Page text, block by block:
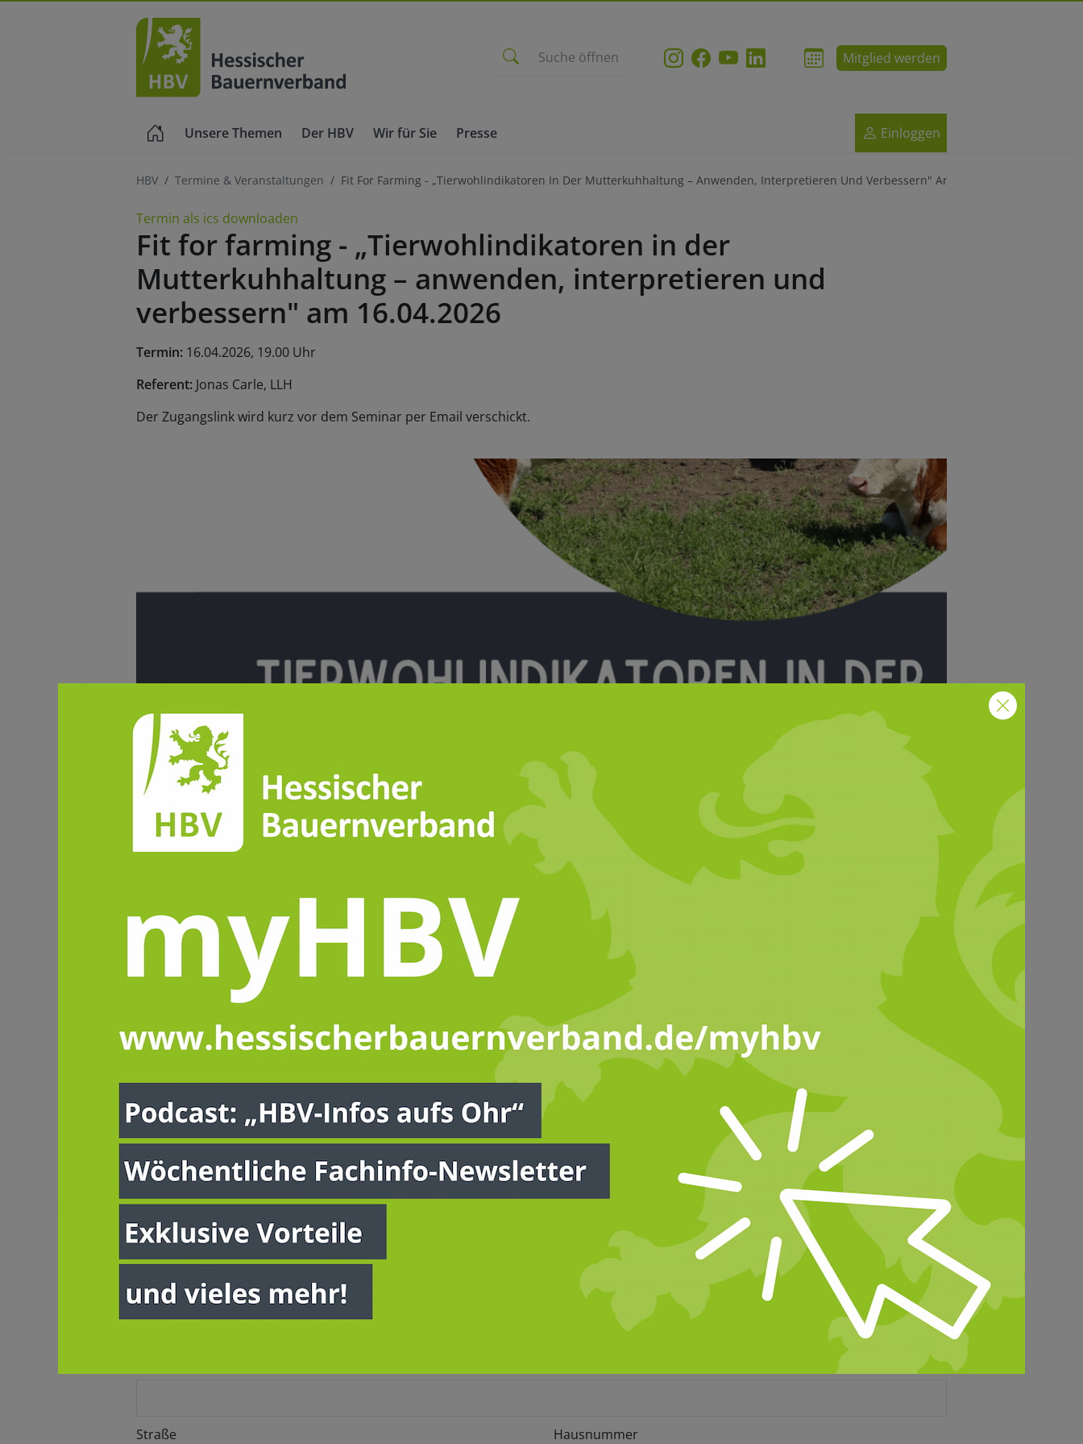
Suche öffnen Mitglied werden
Einloggen
Unsere Themen Der HBV Wir für Sie Presse
HBV Termine & Veranstaltungen Fit For Farming - „Tierwohlindikatoren In Der Mutterkuhhaltung – Anwenden, Interpretieren Und Verbessern" Am 16.04.2026
Termin als ics downloaden
Fit for farming - „Tierwohlindikatoren in der
Mutterkuhhaltung – anwenden, interpretieren und
verbessern" am 16.04.2026
Termin: 16.04.2026, 19.00 Uhr
Referent: Jonas Carle, LLH
Der Zugangslink wird kurz vor dem Seminar per Email verschickt.
Fit for farming - „Tierwohlindikatoren in der Mutterkuhhaltung – anwenden, interpretieren und verbessern"
Startdatum:16. April 2026, 19:00
Enddatum:
16. April 2026, 20:30
Veranstalter:Hessische Landvolk-Hochschule
Veranstaltungsort:online - Microsoft Teams
Onlinetermin: Onlinetermin
Ansprechpartner
Verein für Landvolkbildung e.V.
hlh@agrinet.de
https://www.landvolk-hochschule.de/
06172 7106312
Anmeldung fürFit for farming - „Tierwohlindikatoren in der
Mutterkuhhaltung – anwenden, interpretieren und verbessern" am
16.04.2026
Bitte melden Sie sich über das unten stehende Formular an.
Vorname
Nachname
Straße Hausnummer